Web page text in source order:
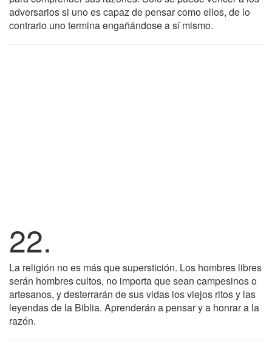
adversarios si uno es capaz de pensar como ellos, de lo
contrario uno termina engañándose a sí mismo.
22.
La religión no es más que superstición. Los hombres libres
serán hombres cultos, no importa que sean campesinos o
artesanos, y desterrarán de sus vidas los viejos ritos y las
leyendas de la Biblia. Aprenderán a pensar y a honrar a la
razón.